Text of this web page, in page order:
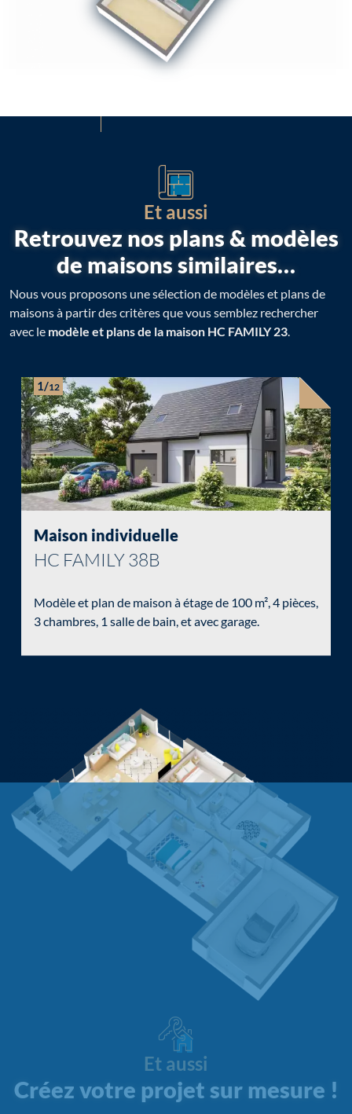
Et aussi
Retrouvez nos plans & modèles
de maisons similaires…
Nous vous proposons une sélection de modèles et plans de
maisons à partir des critères que vous semblez rechercher
avec le modèle et plans de la maison HC FAMILY 23
Maison individuelle
HC FAMILY 38B
Modèle et plan de maison à étage de 100 m², 4 pièces,
3 chambres, 1 salle de bain, et avec garage.
1/12
Et aussi
Créez votre projet sur mesure !